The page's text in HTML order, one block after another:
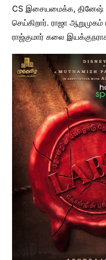
CS இசையமைக்க, தினேஷ்
செய்கிறார். ராஜா
ராஜ்குமார் கலை